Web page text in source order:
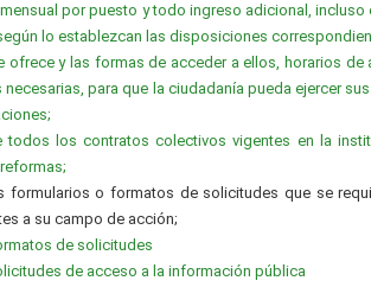
por puesto y todo ingreso adicional, incluso
lo establezcan las disposiciones
ofrece y las formas de acceder a ellos, horarios de
para que la ciudadanía pueda ejercer
todos los contratos colectivos vigentes en la
formularios o formatos de solicitudes que se
a su campo de acción;
de solicitudes
de acceso a la información pública